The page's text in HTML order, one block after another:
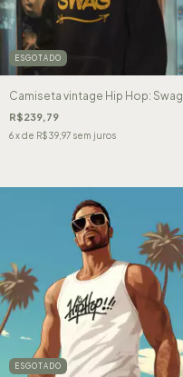
ESGOTADO
Camiseta vintage Hip Hop: Swag
R$239,79
6x de R$39,97 sem juros
ESGOTADO